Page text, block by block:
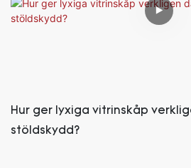
Hur ger lyxiga vitrinskåp
stöldskydd?